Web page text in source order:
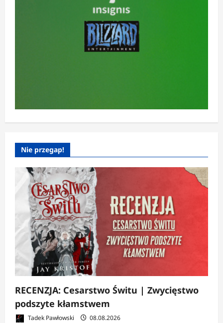
Nie przegap!
RECENZJA: Cesarstwo Świtu | Zwycięstwo
podszyte kłamstwem
Tadek Pawłowski 08.08.2026